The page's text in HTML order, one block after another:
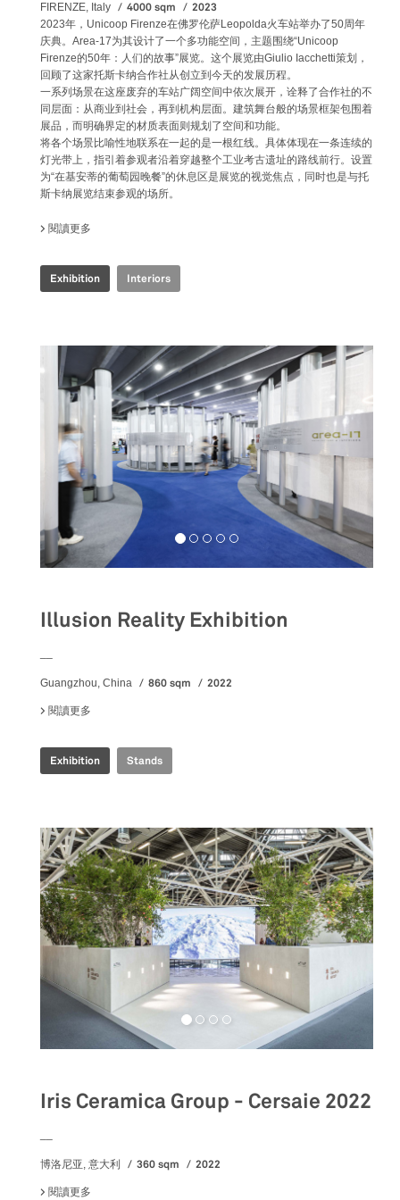
FIRENZE, Italy 4000 sqm 2023
2023年，Unicoop Firenze在佛罗伦萨Leopolda火车站举办了50周年
庆典。Area-17为其设计了一个多功能空间，主题围绕“Unicoop
Firenze的50年：人们的故事”展览。这个展览由Giulio Iacchetti策划，
回顾了这家托斯卡纳合作社从创立到今天的发展历程。
一系列场景在这座废弃的车站广阔空间中依次展开，诠释了合作社的不
同层面：从商业到社会，再到机构层面。建筑舞台般的场景框架包围着
展品，而明确界定的材质表面则规划了空间和功能。
将各个场景比喻性地联系在一起的是一根红线。具体体现在一条连续的
灯光带上，指引着参观者沿着穿越整个工业考古遗址的路线前行。设置
为“在基安蒂的葡萄园晚餐”的休息区是展览的视觉焦点，同时也是与托
斯卡纳展览结束参观的场所。
閱讀更多
Exhibition Interiors
Illusion Reality Exhibition
Guangzhou, China 860 sqm
2022
閱讀更多
Exhibition Stands
Iris Ceramica Group - Cersaie 2022
博洛尼亚, 意大利 360 sqm
2022
閱讀更多